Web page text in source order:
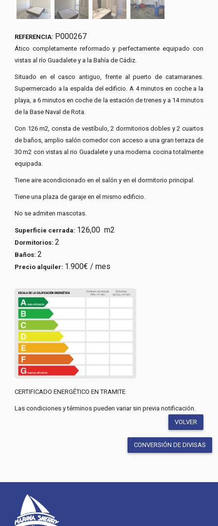
REFERENCIA: P000267
Ático completamente reformado y perfectamente equipado con
vistas al río Guadalete y a la Bahía de Cádiz.
Situado en el casco antiguo, frente al puerto de catamaranes.
Supermercado a la espalda del edificio. A 4 minutos en coche a la
playa, a 6 minutos en coche de la estación de trenes y a 14 minutos
de la Base Naval de Rota.
Con 126 m2, consta de vestíbulo, 2 dormitorios dobles y 2 cuartos
de baños, amplio salón comedor con acceso a una gran terraza de
30 m2 con vistas al rio Guadalete y una moderna cocina totalmente
equipada.
Tiene aire acondicionado en el salón y en el dormitorio principal.
Tiene una plaza de garaje en el mismo edificio.
No se admiten mascotas.
Superficie cerrada: 126,00 m2
Dormitorios: 2
Baños: 2
Precio alquiler: 1.900€ / mes
CERTIFICADO ENERGÉTICO EN TRAMITE
Las condiciones y términos pueden variar sin previa notificación.
VOLVER
CONVERSIÓN DE DIVISAS